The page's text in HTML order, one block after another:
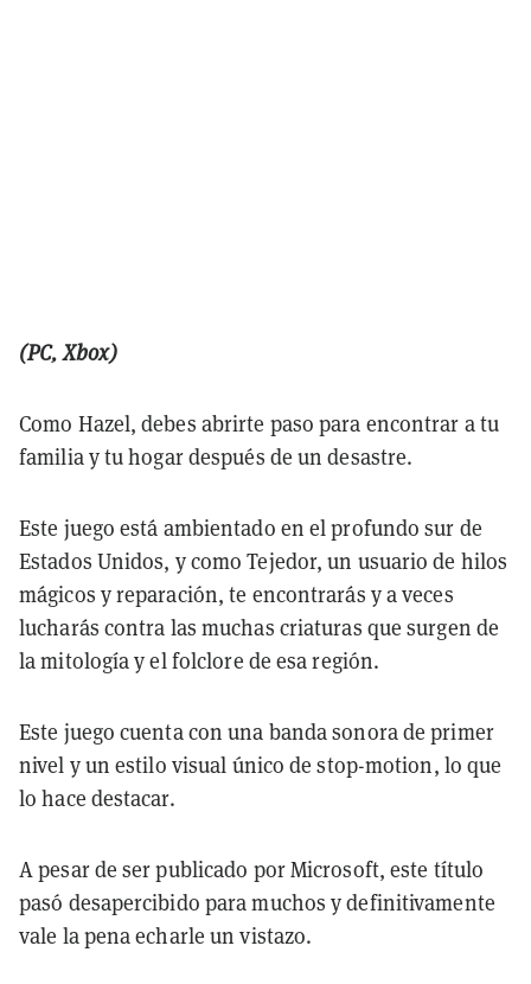
(PC, Xbox)
Como Hazel, debes abrirte paso para encontrar a tu
familia y tu hogar después de un desastre.
Este juego está ambientado en el profundo sur de
Estados Unidos, y como Tejedor, un usuario de hilos
mágicos y reparación, te encontrarás y a veces
lucharás contra las muchas criaturas que surgen de
la mitología y el folclore de esa región.
Este juego cuenta con una banda sonora de primer
nivel y un estilo visual único de stop-motion, lo que
lo hace destacar.
A pesar de ser publicado por Microsoft, este título
pasó desapercibido para muchos y definitivamente
vale la pena echarle un vistazo.